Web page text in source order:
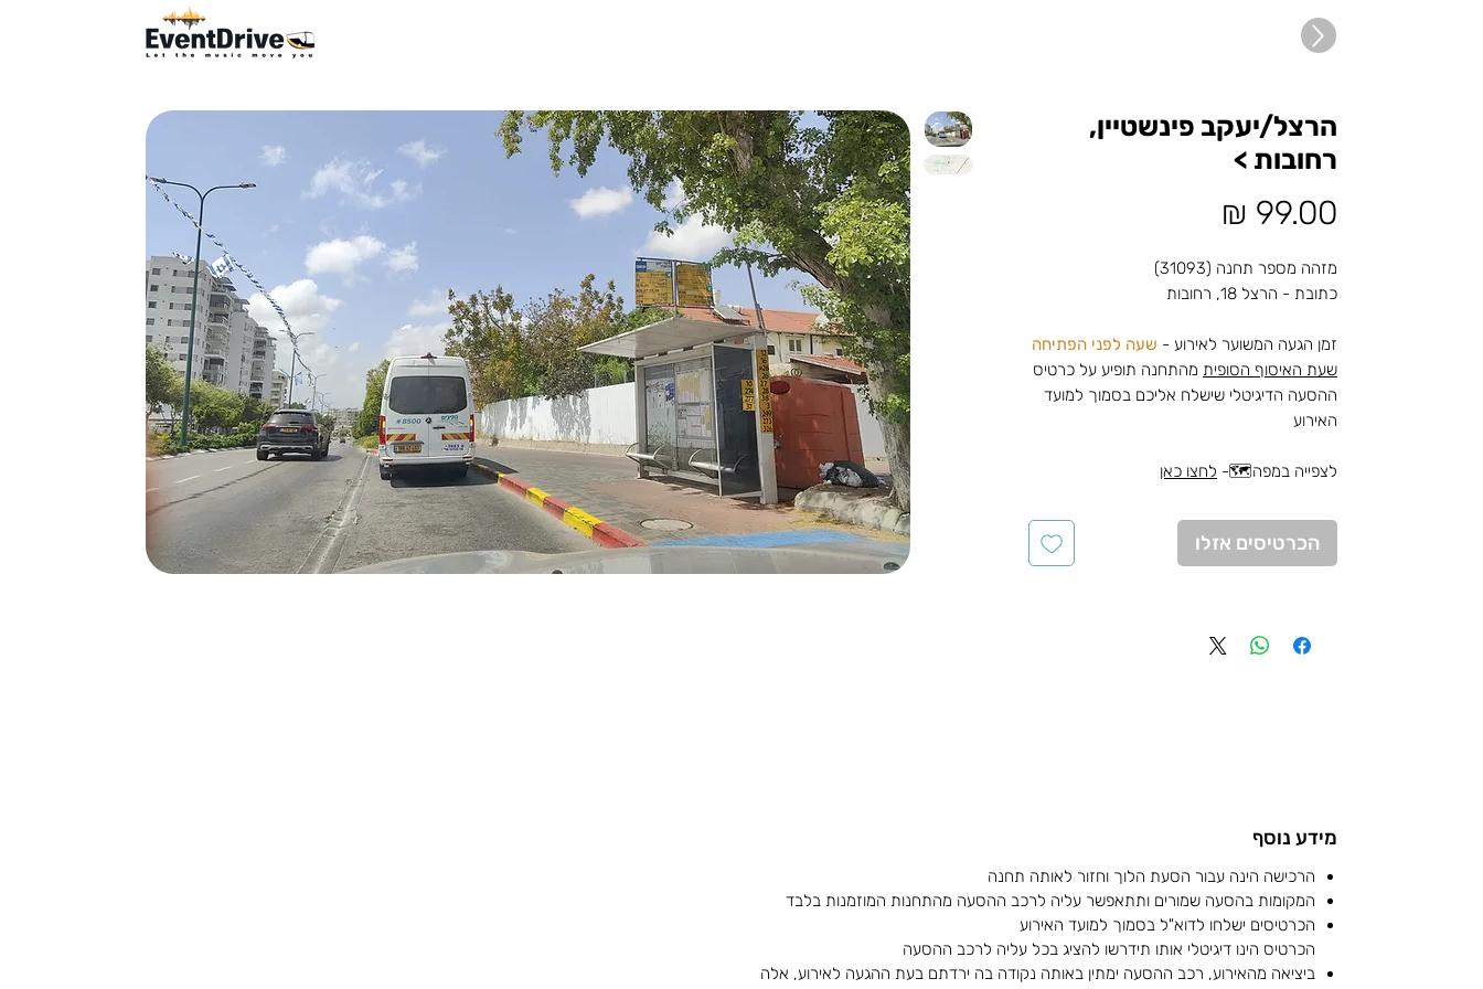
הרצל/יעקב פינשטיין,
רחובות >
מזהה מספר תחנה (31093)
כתובת - הרצל 18, רחובות
זמן הגעה המשוער לאירוע - שעה לפני הפתיחה
שעת האיסוף הסופית מהתחנה תופיע על כרטיס
ההסעה הדיגיטלי שישלח אליכם בסמוך למועד
האירוע
לצפייה במפה🗺️- לחצו כאן
הכרטיסים אזלו
מידע נוסף
הרכישה הינה עבור הסעת הלוך וחזור לאותה תחנה
המקומות בהסעה שמורים ותתאפשר עליה לרכב ההסעה מהתחנות המוזמנות בלבד
הכרטיסים ישלחו לדוא"ל בסמוך למועד האירוע
הכרטיס הינו דיגיטלי אותו תידרשו להציג בכל עליה לרכב ההסעה
ביציאה מהאירוע, רכב ההסעה ימתין באותה נקודה בה ירדתם בעת ההגעה לאירוע, אלה